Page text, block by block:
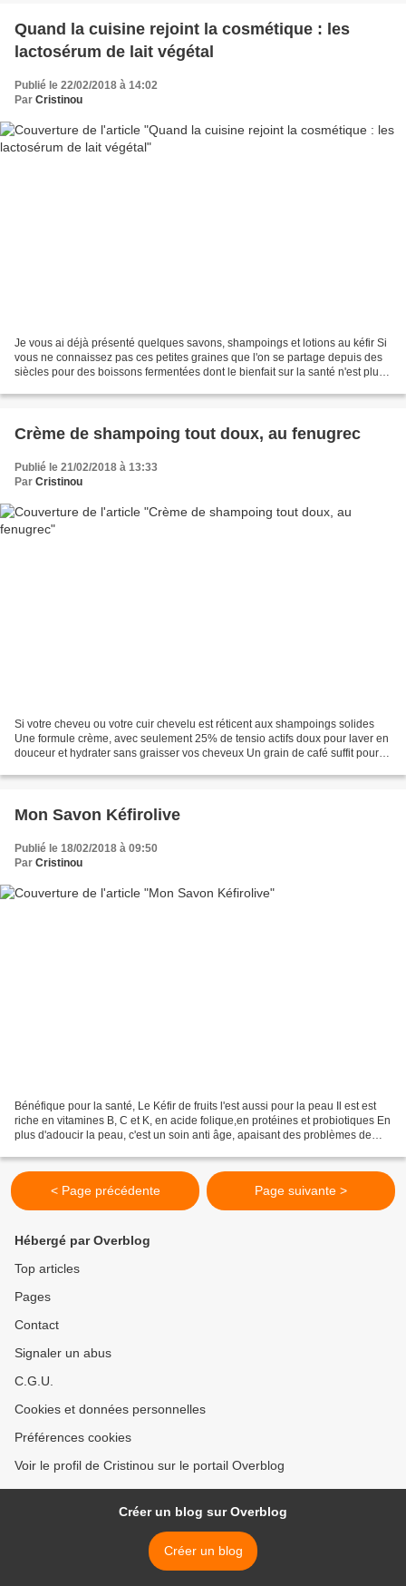
Quand la cuisine rejoint la cosmétique : les
lactosérum de lait végétal
Publié le 22/02/2018 à 14:02
Par Cristinou
Je vous ai déjà présenté quelques savons, shampoings et lotions au kéfir Si
vous ne connaissez pas ces petites graines que l'on se partage depuis des
siècles pour des boissons fermentées dont le bienfait sur la santé n'est plus
Crème de shampoing tout doux, au fenugrec
Publié le 21/02/2018 à 13:33
Par Cristinou
Si votre cheveu ou votre cuir chevelu est réticent aux shampoings solides
Une formule crème, avec seulement 25% de tensio actifs doux pour laver en
douceur et hydrater sans graisser vos cheveux Un grain de café suffit pour
Mon Savon Kéfirolive
Publié le 18/02/2018 à 09:50
Par Cristinou
Bénéfique pour la santé, Le Kéfir de fruits l'est aussi pour la peau Il est est
riche en vitamines B, C et K, en acide folique,en protéines et probiotiques En
plus d'adoucir la peau, c'est un soin anti âge, apaisant des problèmes de
< Page précédente Page suivante >
Hébergé par Overblog
Top articles
Pages
Contact
Signaler un abus
C.G.U.
Cookies et données personnelles
Préférences cookies
Voir le profil de Cristinou sur le portail Overblog
Créer un blog sur Overblog
Créer un blog